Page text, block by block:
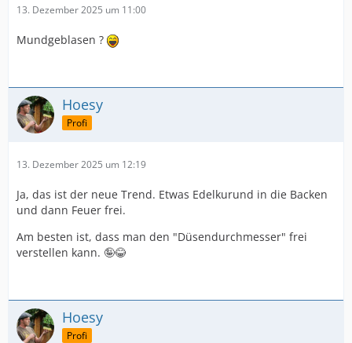
13. Dezember 2025 um 11:00
Mundgeblasen ?
Hoesy
Profi
13. Dezember 2025 um 12:19
Ja, das ist der neue Trend. Etwas Edelkurund in die Backen
und dann Feuer frei.
Am besten ist, dass man den "Düsendurchmesser" frei
verstellen kann. 🤪😂
Hoesy
Profi